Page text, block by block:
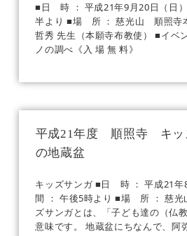
■日 時 ： 平成21年9月20日（日
半より ■場 所 ： 慈光山 順照寺
哲秀 先生（本願寺布教使） ■イベ
ノの調べ《入 場 無 料
平成21年度 順照寺 キッ
の地蔵盆
キッズサンガ ■日 時 ： 平成21
間 ： 午後5時より ■場 所 ： 慈
ズサンガとは、「子ども達の（仏
意味です。 地蔵盆にちなんで、